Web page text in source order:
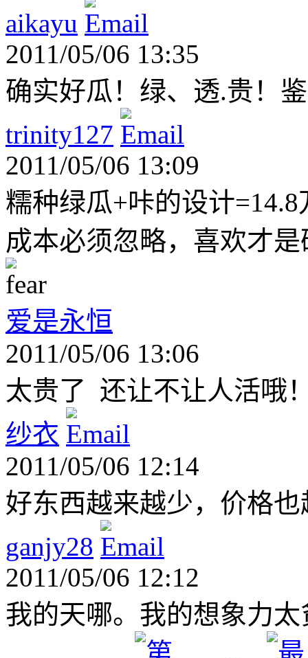
aikayu
2011/05/06 13:35
确实好瓜！绿、透.贵！
trinity127
2011/05/06 13:09
糯种绿瓜+咔的设计
成本必须忽略，喜欢才
爱是永恒
2011/05/06 13:06
太贵了 还让不让人活哦
纱衣
2011/05/06 12:14
好东西越来越少，价格
ganjy28
2011/05/06 12:12
我的天哪。我的想象力